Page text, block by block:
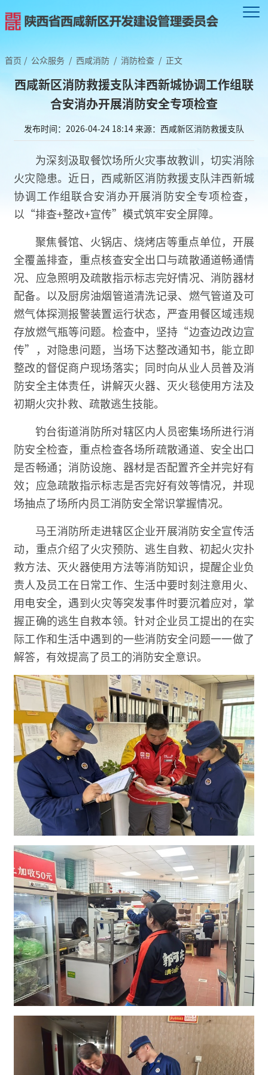
首页 / 公众服务 / 西咸消防 / 消防检查 / 正文
西咸新区消防救援支队沣西新城协调工作组联
合安消办开展消防安全专项检查
发布时间：2026-04-24 18:14来源：西咸新区消防救援支队
为深刻汲取餐饮场所火灾事故教训，切实消除
火灾隐患。近日，西咸新区消防救援支队沣西新城
协调工作组联合安消办开展消防安全专项检查，
以“排查+整改+宣传”模式筑牢安全屏障。
聚焦餐馆、火锅店、烧烤店等重点单位，开展
全覆盖排查，重点核查安全出口与疏散通道畅通情
况、应急照明及疏散指示标志完好情况、消防器材
配备。以及厨房油烟管道清洗记录、燃气管道及可
燃气体探测报警装置运行状态，严查用餐区域违规
存放燃气瓶等问题。 检查中，坚持“边查边改边宣
传”，对隐患问题，当场下达整改通知书，能立即
整改的督促商户现场落实；同时向从业人员普及消
防安全主体责任，讲解灭火器、灭火毯使用方法及
初期火灾扑救、疏散逃生技能。
钓台街道消防所对辖区内人员密集场所进行消
防安全检查，重点检查各场所疏散通道、安全出口
是否畅通；消防设施、器材是否配置齐全并完好有
效；应急疏散指示标志是否完好有效等情况，并现
场抽点了场所内员工消防安全常识掌握情况。
马王消防所走进辖区企业开展消防安全宣传活
动，重点介绍了火灾预防、逃生自救、初起火灾扑
救方法、灭火器使用方法等消防知识，提醒企业负
责人及员工在日常工作、生活中要时刻注意用火、
用电安全，遇到火灾等突发事件时要沉着应对，掌
握正确的逃生自救本领。针对企业员工提出的在实
际工作和生活中遇到的一些消防安全问题一一做了
解答，有效提高了员工的消防安全意识。